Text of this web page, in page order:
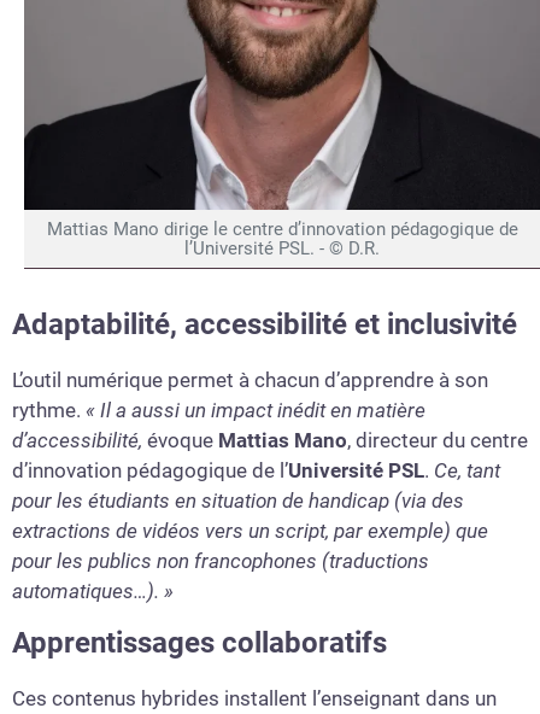
Mattias Mano dirige le centre d’innovation pédagogique de
l’Université PSL. - © D.R.
Adaptabilité, accessibilité et inclusivité
L’outil numérique permet à chacun d’apprendre à son
rythme. « Il a aussi un impact inédit en matière
d’accessibilité, évoque Mattias Mano, directeur du centre
d’innovation pédagogique de l’Université PSL. Ce, tant
pour les étudiants en situation de handicap (via des
extractions de vidéos vers un script, par exemple) que
pour les publics non francophones (traductions
automatiques…). »
Apprentissages collaboratifs
Ces contenus hybrides installent l’enseignant dans un